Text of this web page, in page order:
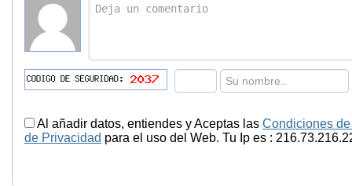
Al añadir datos, entiendes y Aceptas las Condiciones
de Privacidad para el uso del Web. Tu Ip es :